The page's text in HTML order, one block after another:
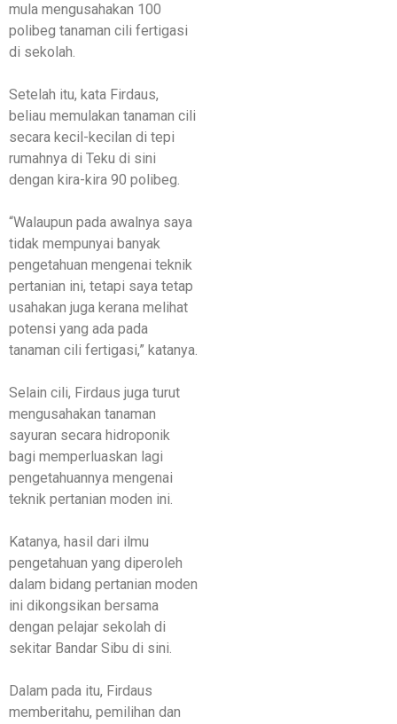
mula mengusahakan 100
polibeg tanaman cili fertigasi
di sekolah.
Setelah itu, kata Firdaus,
beliau memulakan tanaman cili
secara kecil-kecilan di tepi
rumahnya di Teku di sini
dengan kira-kira 90 polibeg.
“Walaupun pada awalnya saya
tidak mempunyai banyak
pengetahuan mengenai teknik
pertanian ini, tetapi saya tetap
usahakan juga kerana melihat
potensi yang ada pada
tanaman cili fertigasi,” katanya.
Selain cili, Firdaus juga turut
mengusahakan tanaman
sayuran secara hidroponik
bagi memperluaskan lagi
pengetahuannya mengenai
teknik pertanian moden ini.
Katanya, hasil dari ilmu
pengetahuan yang diperoleh
dalam bidang pertanian moden
ini dikongsikan bersama
dengan pelajar sekolah di
sekitar Bandar Sibu di sini.
Dalam pada itu, Firdaus
memberitahu, pemilihan dan